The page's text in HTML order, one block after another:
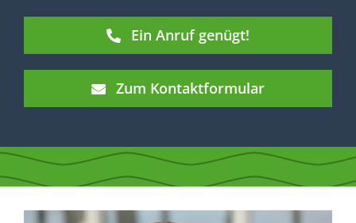
Ein Anruf genügt!
Zum Kontaktformular